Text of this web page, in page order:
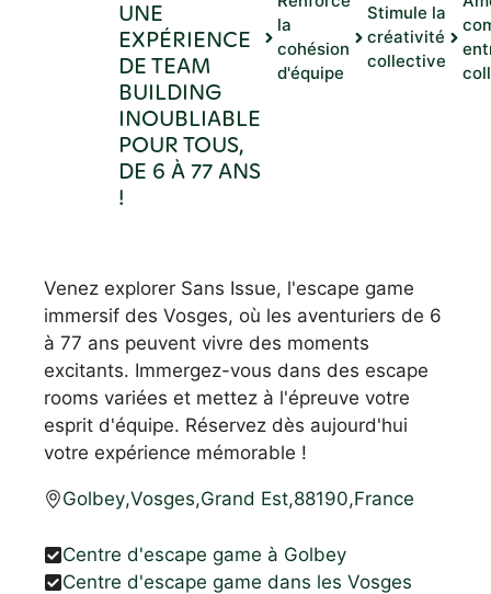
UNE
EXPÉRIENCE
DE TEAM
BUILDING
INOUBLIABLE
POUR TOUS,
DE 6 À 77 ANS
!
la
cohésion
d'équipe
Stimule la
créativité
collective
Venez explorer Sans Issue, l'escape game
immersif des Vosges, où les aventuriers de 6
à 77 ans peuvent vivre des moments
excitants. Immergez-vous dans des escape
rooms variées et mettez à l'épreuve votre
esprit d'équipe. Réservez dès aujourd'hui
votre expérience mémorable !
Golbey,Vosges,Grand Est,88190,France
Centre d'escape game à Golbey
Centre d'escape game dans les Vosges